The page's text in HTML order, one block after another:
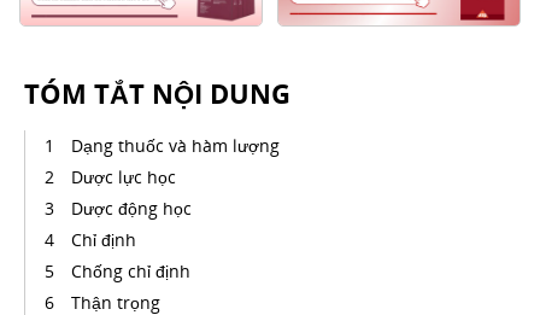
TÓM TẮT NỘI DUNG
Dạng thuốc và hàm lượng
Dược lực học
Dược động học
Chỉ định
Chống chỉ định
Thận trọng